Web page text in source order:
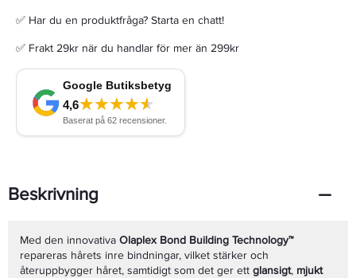
✅ Har du en produktfråga? Starta en chatt!
✅ Frakt 29kr när du handlar för mer än 299kr
Beskrivning
Med den innovativa Olaplex Bond Building Technology™
repareras hårets inre bindningar, vilket stärker och
återuppbygger håret, samtidigt som det ger ett glansigt, mjukt